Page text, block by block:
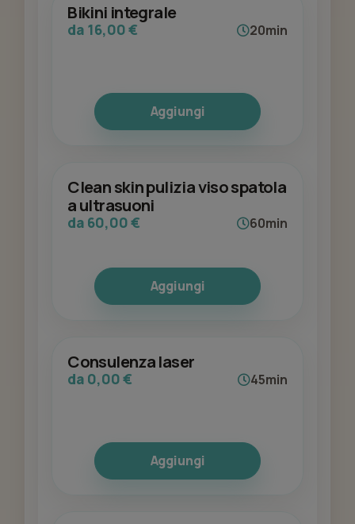
Bikini integrale
da 16,00 € 20min
Aggiungi
Clean skin pulizia viso spatola
a ultrasuoni
da 60,00 € 60min
Aggiungi
Consulenza laser
da 0,00 € 45min
Aggiungi